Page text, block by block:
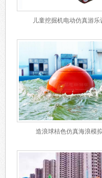
儿童挖掘机电动仿真游乐
造浪球桔色仿真海浪模